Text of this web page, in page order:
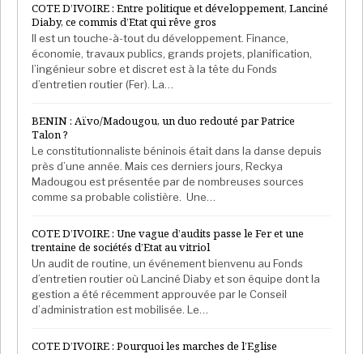
COTE D’IVOIRE : Entre politique et développement, Lanciné
Diaby, ce commis d’Etat qui rêve gros
Il est un touche-à-tout du développement. Finance,
économie, travaux publics, grands projets, planification,
l’ingénieur sobre et discret est à la tête du Fonds
d’entretien routier (Fer). La…
BENIN : Aïvo/Madougou, un duo redouté par Patrice
Talon ?
Le constitutionnaliste béninois était dans la danse depuis
près d’une année. Mais ces derniers jours, Reckya
Madougou est présentée par de nombreuses sources
comme sa probable colistière. Une…
COTE D’IVOIRE : Une vague d’audits passe le Fer et une
trentaine de sociétés d’Etat au vitriol
Un audit de routine, un événement bienvenu au Fonds
d’entretien routier où Lanciné Diaby et son équipe dont la
gestion a été récemment approuvée par le Conseil
d’administration est mobilisée. Le…
COTE D’IVOIRE : Pourquoi les marches de l’Eglise